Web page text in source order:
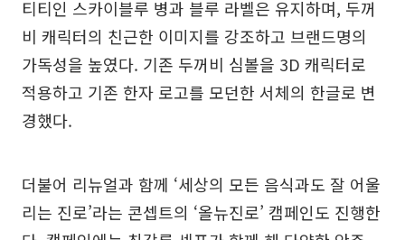
티티인 스카이블루 병과 블루 라벨은 유지하며, 두꺼
비 캐릭터의 친근한 이미지를 강조하고 브랜드명의
가독성을 높였다. 기존 두꺼비 심볼을 3D 캐릭터로
적용하고 기존 한자 로고를 모던한 서체의 한글로 변
경했다.
더불어 리뉴얼과 함께 ‘세상의 모든 음식과도 잘 어울
리는 진로’라는 콘셉트의 ‘올뉴진로’ 캠페인도 진행한